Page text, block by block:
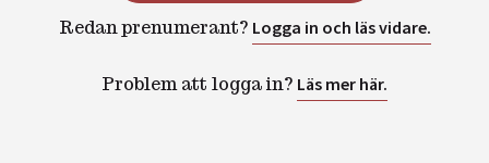
Redan prenumerant? Logga in och läs vidare.
Problem att logga in? Läs mer här.